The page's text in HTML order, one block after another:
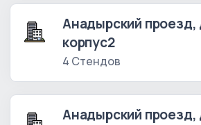
Анадырский
корпус2
4 Стендов
Анадырский